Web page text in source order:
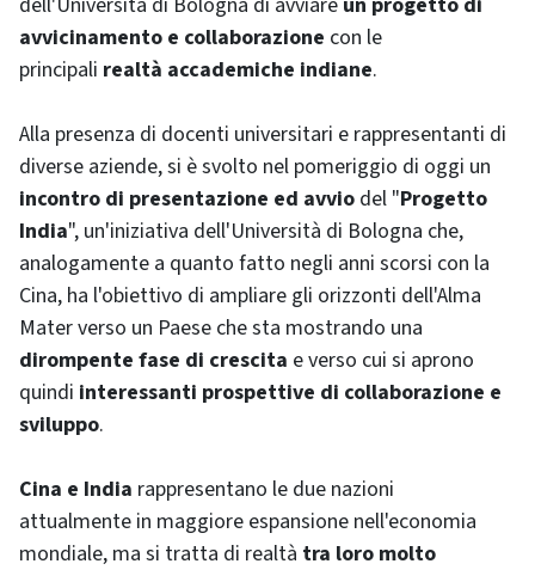
avvicinamento e collaborazione con le
principali realtà accademiche indiane.
Alla presenza di docenti universitari e rappresentanti di
diverse aziende, si è svolto nel pomeriggio di oggi un
incontro di presentazione ed avvio del "Progetto
India", un'iniziativa dell'Università di Bologna che,
analogamente a quanto fatto negli anni scorsi con la
Cina, ha l'obiettivo di ampliare gli orizzonti dell'Alma
Mater verso un Paese che sta mostrando una
dirompente fase di crescita e verso cui si aprono
quindi interessanti prospettive di collaborazione e
sviluppo.
Cina e India rappresentano le due nazioni
attualmente in maggiore espansione nell'economia
mondiale, ma si tratta di realtà tra loro molto